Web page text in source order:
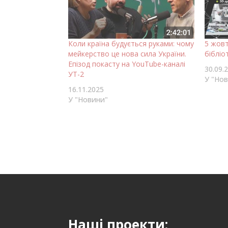
Коли країна будується руками: чому
мейкерство це нова сила України.
Епізод покасту на YouTube-каналі
УТ-2
16.11.2025
У "Новини"
5
У
Наші проекти: